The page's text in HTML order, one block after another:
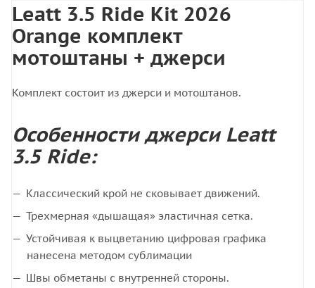
Leatt 3.5 Ride Kit 2026
Orange комплект
мотоштаны + джерси
Комплект состоит из джерси и мотоштанов.
Особенности джерси Leatt
3.5 Ride:
Классический крой не сковывает движений.
Трехмерная «дышащая» эластичная сетка.
Устойчивая к выцветанию цифровая графика
нанесена методом сублимации
Швы обметаны с внутренней стороны.